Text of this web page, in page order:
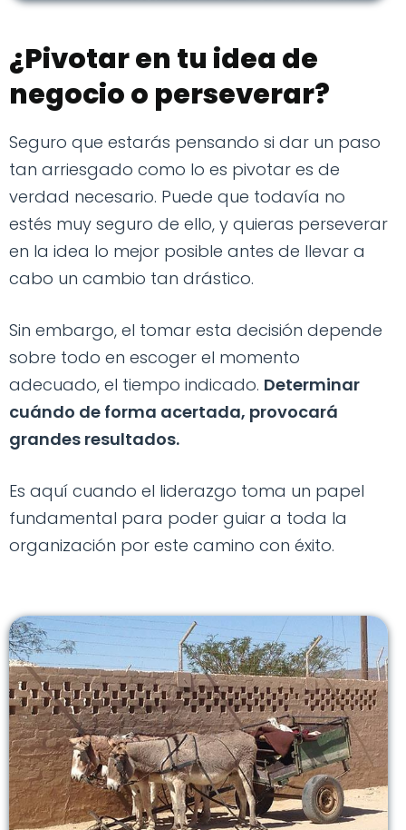
¿Pivotar en tu idea de
negocio o perseverar?
Seguro que estarás pensando si dar un paso
tan arriesgado como lo es pivotar es de
verdad necesario. Puede que todavía no
estés muy seguro de ello, y quieras perseverar
en la idea lo mejor posible antes de llevar a
cabo un cambio tan drástico.
Sin embargo, el tomar esta decisión depende
sobre todo en escoger el momento
adecuado, el tiempo indicado. Determinar
cuándo de forma acertada, provocará
grandes resultados.
Es aquí cuando el liderazgo toma un papel
fundamental para poder guiar a toda la
organización por este camino con éxito.